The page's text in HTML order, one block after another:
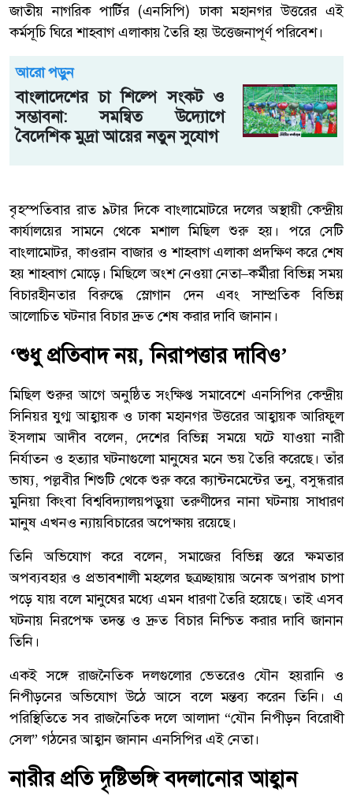
জাতীয় নাগরিক পার্টির (এনসিপি) ঢাকা মহানগর উত্তরের এই
কর্মসূচি ঘিরে শাহবাগ এলাকায় তৈরি হয় উত্তেজনাপূর্ণ পরিবেশ।
আরো পড়ুন
বাংলাদেশের চা শিল্পে সংকট ও
সম্ভাবনা: সমন্বিত উদ্যোগে
বৈদেশিক মুদ্রা আয়ের নতুন সুযোগ
বৃহস্পতিবার রাত ৯টার দিকে বাংলামোটরে দলের অস্থায়ী কেন্দ্রীয়
কার্যালয়ের সামনে থেকে মশাল মিছিল শুরু হয়। পরে সেটি
বাংলামোটর, কাওরান বাজার ও শাহবাগ এলাকা প্রদক্ষিণ করে শেষ
হয় শাহবাগ মোড়ে। মিছিলে অংশ নেওয়া নেতা–কর্মীরা বিভিন্ন সময়
বিচারহীনতার বিরুদ্ধে স্লোগান দেন এবং সাম্প্রতিক বিভিন্ন
আলোচিত ঘটনার বিচার দ্রুত শেষ করার দাবি জানান।
‘শুধু প্রতিবাদ নয়, নিরাপত্তার দাবিও’
মিছিল শুরুর আগে অনুষ্ঠিত সংক্ষিপ্ত সমাবেশে এনসিপির কেন্দ্রীয়
সিনিয়র যুগ্ম আহ্বায়ক ও ঢাকা মহানগর উত্তরের আহ্বায়ক আরিফুল
ইসলাম আদীব বলেন, দেশের বিভিন্ন সময়ে ঘটে যাওয়া নারী
নির্যাতন ও হত্যার ঘটনাগুলো মানুষের মনে ভয় তৈরি করেছে। তাঁর
ভাষ্য, পল্লবীর শিশুটি থেকে শুরু করে ক্যান্টনমেন্টের তনু, বসুন্ধরার
মুনিয়া কিংবা বিশ্ববিদ্যালয়পড়ুয়া তরুণীদের নানা ঘটনায় সাধারণ
মানুষ এখনও ন্যায়বিচারের অপেক্ষায় রয়েছে।
তিনি অভিযোগ করে বলেন, সমাজের বিভিন্ন স্তরে ক্ষমতার
অপব্যবহার ও প্রভাবশালী মহলের ছত্রচ্ছায়ায় অনেক অপরাধ চাপা
পড়ে যায় বলে মানুষের মধ্যে এমন ধারণা তৈরি হয়েছে। তাই এসব
ঘটনায় নিরপেক্ষ তদন্ত ও দ্রুত বিচার নিশ্চিত করার দাবি জানান
তিনি।
একই সঙ্গে রাজনৈতিক দলগুলোর ভেতরেও যৌন হয়রানি ও
নিপীড়নের অভিযোগ উঠে আসে বলে মন্তব্য করেন তিনি। এ
পরিস্থিতিতে সব রাজনৈতিক দলে আলাদা “যৌন নিপীড়ন বিরোধী
সেল” গঠনের আহ্বান জানান এনসিপির এই নেতা।
নারীর প্রতি দৃষ্টিভঙ্গি বদলানোর আহ্বান